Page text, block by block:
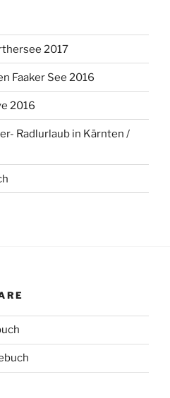
2017
Faaker See 2016
2016
Radlurlaub in Kärnten /